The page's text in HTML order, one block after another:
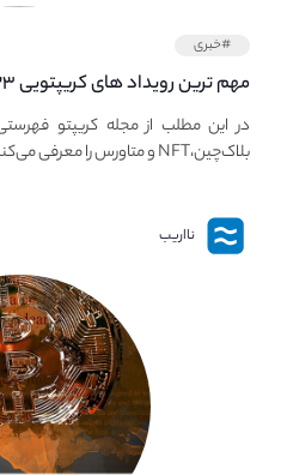
#خبری
معرفی بهترین رویداد های جهانی
در این مطلب از مجله کریپتو فهرستی
بلاک‌چین،NFT و متاورس را معرفی می‌کنیم.
نااریب